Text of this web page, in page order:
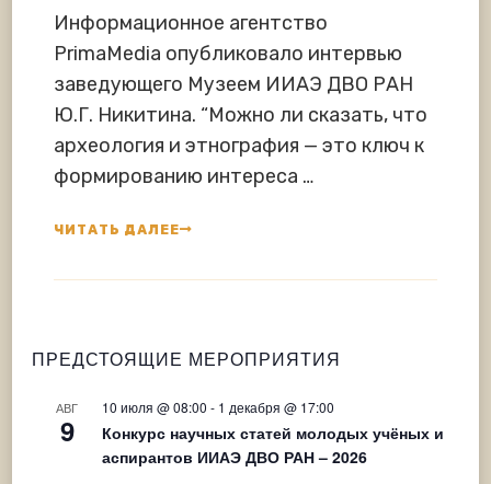
Информационное агентство
PrimaMedia опубликовало интервью
заведующего Музеем ИИАЭ ДВО РАН
Ю.Г. Никитина. “Можно ли сказать, что
археология и этнография — это ключ к
формированию интереса …
ЧИТАТЬ ДАЛЕЕ
ПРЕДСТОЯЩИЕ МЕРОПРИЯТИЯ
АВГ
9
10 июля @ 08:00 - 1 декабря @ 17:00
Конкурс научных статей молодых учёных и
аспирантов ИИАЭ ДВО РАН – 2026